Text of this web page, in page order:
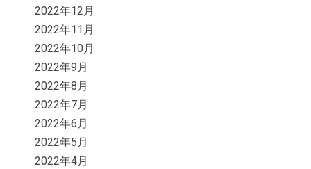
2022年12月
2022年11月
2022年10月
2022年9月
2022年8月
2022年7月
2022年6月
2022年5月
2022年4月